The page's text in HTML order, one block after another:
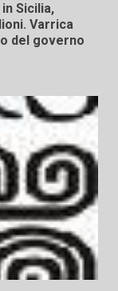
Sicilia,
Varrica
del governo